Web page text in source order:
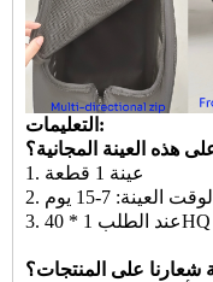
التعليمات:
1. عينة 1 قطعة
2. الوقت العينة: 7-15 يوم